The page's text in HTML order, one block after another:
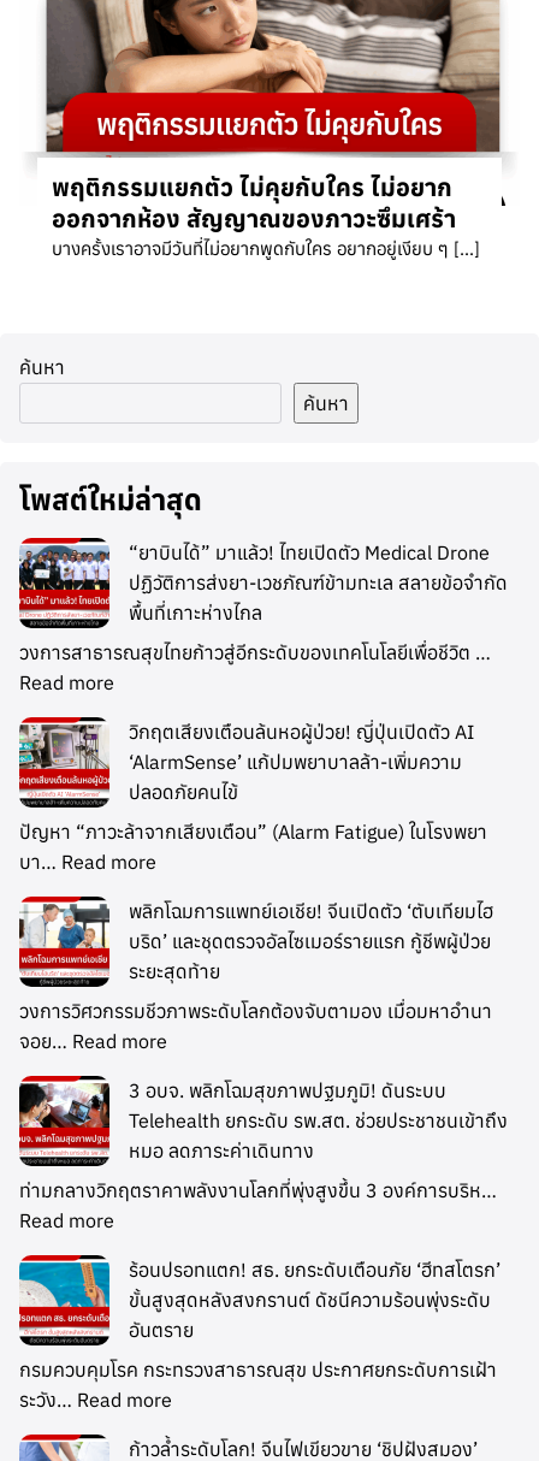
พฤติกรรมแยกตัว ไม่คุยกับใคร ไม่อยาก
ออกจากห้อง สัญญาณของภาวะซึมเศร้า
บางครั้งเราอาจมีวันที่ไม่อยากพูดกับใคร อยากอยู่เงียบ ๆ […]
ค้นหา
ค้นหา
โพสต์ใหม่ล่าสุด
“ยาบินได้” มาแล้ว! ไทยเปิดตัว Medical Drone
ปฏิวัติการส่งยา-เวชภัณฑ์ข้ามทะเล สลายข้อจำกัด
พื้นที่เกาะห่างไกล
วงการสาธารณสุขไทยก้าวสู่อีกระดับของเทคโนโลยีเพื่อชีวิต …
Read more
วิกฤตเสียงเตือนล้นหอผู้ป่วย! ญี่ปุ่นเปิดตัว AI
‘AlarmSense’ แก้ปมพยาบาลล้า-เพิ่มความ
ปลอดภัยคนไข้
ปัญหา “ภาวะล้าจากเสียงเตือน” (Alarm Fatigue) ในโรงพยา
บา… Read more
พลิกโฉมการแพทย์เอเชีย! จีนเปิดตัว ‘ตับเทียมไฮ
บริด’ และชุดตรวจอัลไซเมอร์รายแรก กู้ชีพผู้ป่วย
ระยะสุดท้าย
วงการวิศวกรรมชีวภาพระดับโลกต้องจับตามอง เมื่อมหาอำนา
จอย… Read more
3 อบจ. พลิกโฉมสุขภาพปฐมภูมิ! ดันระบบ
Telehealth ยกระดับ รพ.สต. ช่วยประชาชนเข้าถึง
หมอ ลดภาระค่าเดินทาง
ท่ามกลางวิกฤตราคาพลังงานโลกที่พุ่งสูงขึ้น 3 องค์การบริห…
Read more
ร้อนปรอทแตก! สธ. ยกระดับเตือนภัย ‘ฮีทสโตรก’
ขั้นสูงสุดหลังสงกรานต์ ดัชนีความร้อนพุ่งระดับ
อันตราย
กรมควบคุมโรค กระทรวงสาธารณสุข ประกาศยกระดับการเฝ้า
ระวัง… Read more
ก้าวล้ำระดับโลก! จีนไฟเขียวขาย ‘ชิปฝังสมอง’